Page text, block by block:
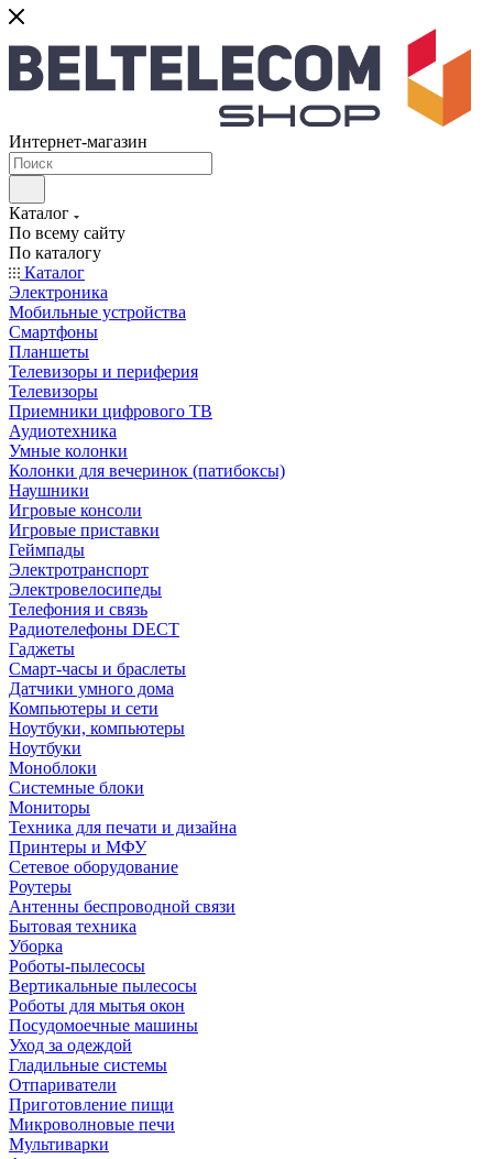
Интернет-магазин
Каталог
По всему сайту
По каталогу
Каталог
Электроника
Мобильные устройства
Смартфоны
Планшеты
Телевизоры и периферия
Телевизоры
Приемники цифрового ТВ
Аудиотехника
Умные колонки
Колонки для вечеринок (патибоксы)
Наушники
Игровые консоли
Игровые приставки
Геймпады
Электротранспорт
Электровелосипеды
Телефония и связь
Радиотелефоны DECT
Гаджеты
Смарт-часы и браслеты
Датчики умного дома
Компьютеры и сети
Ноутбуки, компьютеры
Ноутбуки
Моноблоки
Системные блоки
Мониторы
Техника для печати и дизайна
Принтеры и МФУ
Сетевое оборудование
Роутеры
Антенны беспроводной связи
Бытовая техника
Уборка
Роботы-пылесосы
Вертикальные пылесосы
Роботы для мытья окон
Посудомоечные машины
Уход за одеждой
Гладильные системы
Отпариватели
Приготовление пищи
Микроволновые печи
Мультиварки